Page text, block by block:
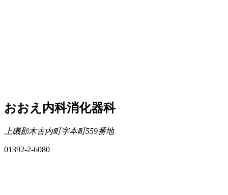
おおえ内科消化器科
上磯郡木古内町字本町559番地
01392-2-6080